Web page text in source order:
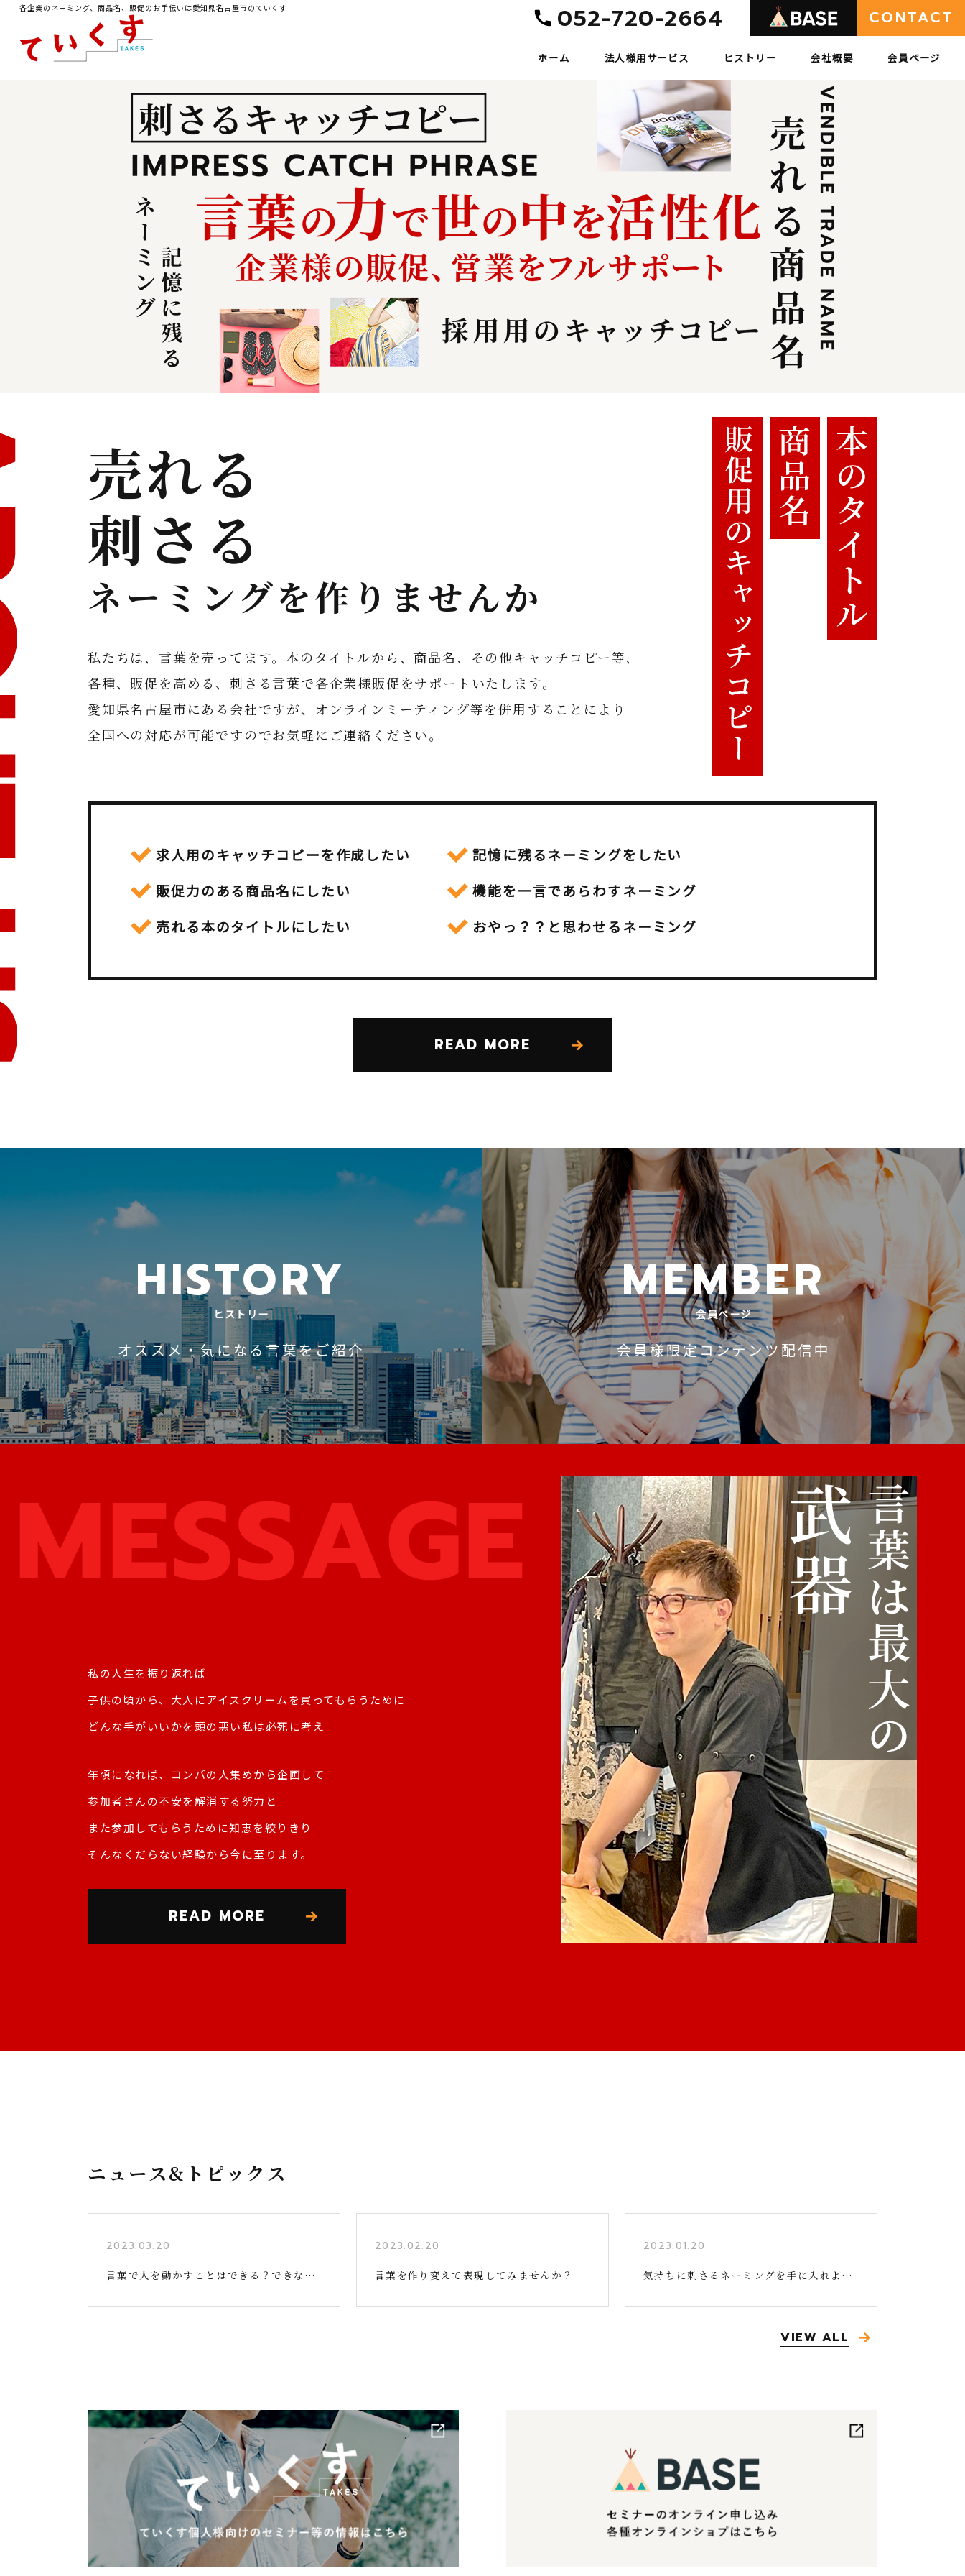
各企業のネーミング、商品名、販促のお手伝いは愛知県名古屋市のていくす
ホーム 法人様用サービス ヒストリー 会社概要 会員ページ
CONTACT
052-720-2664
売れる
刺さる
ネーミングを作りませんか
私たちは、言葉を売ってます。本のタイトルから、商品名、その他キャッチコピー等、
各種、販促を高める、刺さる言葉で各企業様販促をサポートいたします。
愛知県名古屋市にある会社ですが、オンラインミーティング等を併用することにより
全国への対応が可能ですのでお気軽にご連絡ください。
求人用のキャッチコピーを作成したい
販促力のある商品名にしたい
売れる本のタイトルにしたい
記憶に残るネーミングをしたい
機能を一言であらわすネーミング
おやっ？？と思わせるネーミング
READ MORE
HISTORY
ヒストリー
オススメ・気になる言葉をご紹介
MEMBER
会員ページ
会員様限定コンテンツ配信中
私の人生を振り返れば
子供の頃から、大人にアイスクリームを買ってもらうために
どんな手がいいかを頭の悪い私は必死に考え
年頃になれば、コンパの人集めから企画して
参加者さんの不安を解消する努力と
また参加してもらうために知恵を絞りきり
そんなくだらない経験から今に至ります。
READ MORE
ニュース&トピックス
2023.03.20
言葉で人を動かすことはできる？できない？！
2023.02.20
言葉を作り変えて表現してみませんか？
2023.01.20
気持ちに刺さるネーミングを手に入れよう！
VIEW ALL